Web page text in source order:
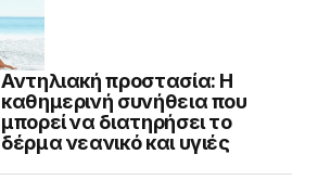
Αντηλιακή προστασία: Η
καθημερινή συνήθεια που
μπορεί να διατηρήσει το
δέρμα νεανικό και υγιές